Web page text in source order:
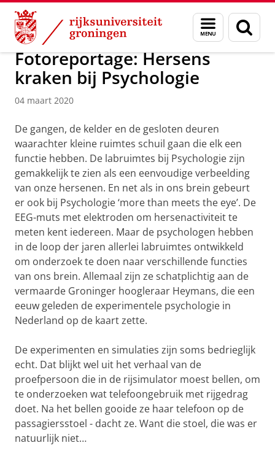
Skip
Content
Skip
Navigation
Menu
en
zoeken
Over ons Actueel Nieuws Nieuwsberichten
Fotoreportage: Hersens
kraken bij Psychologie
04 maart 2020
De gangen, de kelder en de gesloten deuren
waarachter kleine ruimtes schuil gaan die elk een
functie hebben. De labruimtes bij Psychologie zijn
gemakkelijk te zien als een eenvoudige verbeelding
van onze hersenen. En net als in ons brein gebeurt
er ook bij Psychologie ‘more than meets the eye’. De
EEG-muts met elektroden om hersenactiviteit te
meten kent iedereen. Maar de psychologen hebben
in de loop der jaren allerlei labruimtes ontwikkeld
om onderzoek te doen naar verschillende functies
van ons brein. Allemaal zijn ze schatplichtig aan de
vermaarde Groninger hoogleraar Heymans, die een
eeuw geleden de experimentele psychologie in
Nederland op de kaart zette.
De experimenten en simulaties zijn soms bedrieglijk
echt. Dat blijkt wel uit het verhaal van de
proefpersoon die in de rijsimulator moest bellen, om
te onderzoeken wat telefoongebruik met rijgedrag
doet. Na het bellen gooide ze haar telefoon op de
passagiersstoel - dacht ze. Want die stoel, die was er
natuurlijk niet…
Hoe reageren we op andere weggebruikers, wat doet